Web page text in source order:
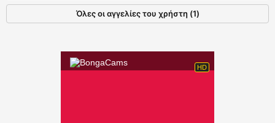
Όλες οι αγγελίες του χρήστη (1)